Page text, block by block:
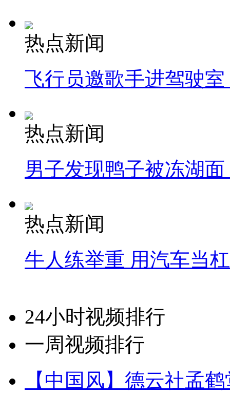
热点新闻
飞行员邀歌手进驾驶
热点新闻
男子发现鸭子被冻湖
热点新闻
牛人练举重 用汽车当
24小时视频排行
一周视频排行
【中国风】德云社孟